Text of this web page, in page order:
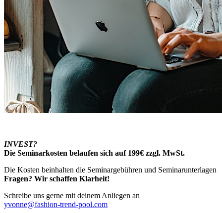
INVEST?
Die Seminarkosten belaufen sich auf 199€ zzgl. MwSt.
Die Kosten beinhalten die Seminargebühren und Seminarunterlagen
Fragen? Wir schaffen Klarheit!
Schreibe uns gerne mit deinem Anliegen an
yvonne@fashion-trend-pool.com